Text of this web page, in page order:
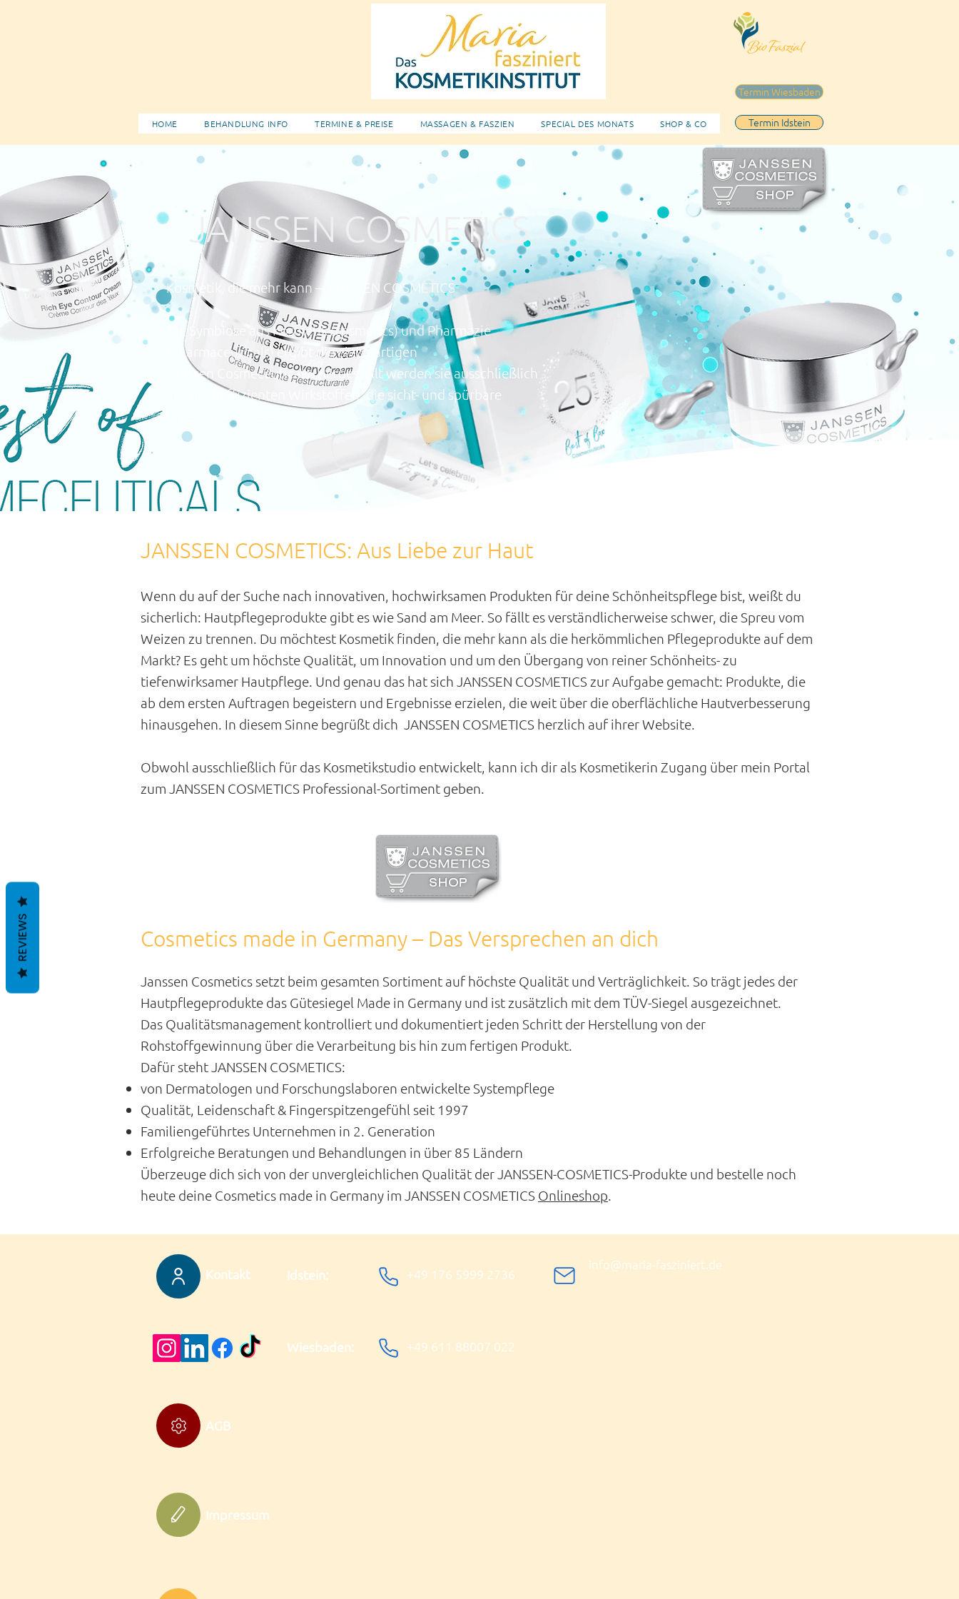
Termin Wiesbaden
Termin Idstein
HOME BEHANDLUNG INFO TERMINE & PREISE MASSAGEN & FASZIEN SPECIAL DES MONATS SHOP & CO
JANSSEN COSMETICS
Kosmetik, die mehr kann – JANSSEN COSMETICS
Die Symbiose aus Kosmetik (cosmetics) und Pharmazie
(pharmaceuticals) ergibt die einzigartigen
Janssen
Cosmeceuticals. Hergestellt werden sie ausschließlich
aus hocheffizienten Wirkstoffen, die sicht- und spürbare
Ergebnisse erzielen.
JANSSEN COSMETICS: Aus Liebe zur Haut
Wenn du auf der Suche nach innovativen, hochwirksamen Produkten für deine Schönheitspflege bist, weißt du
sicherlich: Hautpflegeprodukte gibt es wie Sand am Meer. So fällt es verständlicherweise schwer, die Spreu vom
Weizen zu trennen. Du möchtest Kosmetik finden, die mehr kann als die herkömmlichen Pflegeprodukte auf dem
Markt? Es geht um höchste Qualität, um Innovation und um den Übergang von reiner Schönheits- zu
tiefenwirksamer Hautpflege. Und genau das hat sich JANSSEN COSMETICS zur Aufgabe gemacht: Produkte, die
ab dem ersten Auftragen begeistern und Ergebnisse erzielen, die weit über die oberflächliche Hautverbesserung
hinausgehen. In diesem Sinne begrüßt dich JANSSEN COSMETICS herzlich auf ihrer Website.
Obwohl ausschließlich für das Kosmetikstudio entwickelt, kann ich dir als Kosmetikerin Zugang über mein Portal
zum JANSSEN COSMETICS Professional-Sortiment geben.
Cosmetics made in Germany – Das Versprechen an dich
Janssen Cosmetics setzt beim gesamten Sortiment auf höchste Qualität und Verträglichkeit. So trägt jedes der
Hautpflegeprodukte das Gütesiegel Made in Germany und ist zusätzlich mit dem TÜV-Siegel ausgezeichnet.
Das Qualitätsmanagement kontrolliert und dokumentiert jeden Schritt der Herstellung von der
Rohstoffgewinnung über die Verarbeitung bis hin zum fertigen Produkt.
Dafür steht JANSSEN COSMETICS:
von Dermatologen und Forschungslaboren entwickelte Systempflege
Qualität, Leidenschaft & Fingerspitzengefühl seit 1997
Familiengeführtes Unternehmen in 2. Generation
Erfolgreiche Beratungen und Behandlungen in über 85 Ländern
Überzeuge dich sich von der unvergleichlichen Qualität der JANSSEN-COSMETICS-Produkte und bestelle noch
heute deine Cosmetics made in Germany im JANSSEN COSMETICS Onlineshop.
Kontakt Idstein: +49 176 5999 2736
info@maria-fasziniert.de
Wiesbaden: +49 611 88007 022
AGB
Impressum
REVIEWS